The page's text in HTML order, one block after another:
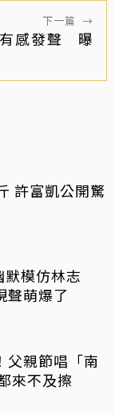
下一篇 →
有感發聲 曝
許富凱公開驚
默模仿林志
聲萌爆了
父親節唱「南
來不及擦